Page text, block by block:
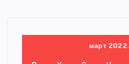
март 2022.